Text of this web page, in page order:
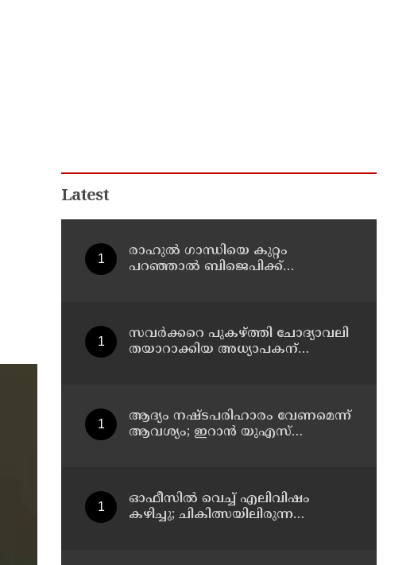
Latest
രാഹുല്‍ ഗാന്ധിയെ കുറ്റം
പറഞ്ഞാല്‍ ബിജെപിക്ക്
സവര്‍ക്കറെ പുകഴ്ത്തി ചോദ്യാവലി
തയാറാക്കിയ അധ്യാപകന്
ആദ്യം നഷ്ടപരിഹാരം വേണമെന്ന്
ആവശ്യം; ഇറാന്‍ യുഎസ്
ഓഫീസില്‍ വെച്ച് എലിവിഷം
കഴിച്ചു; ചികിത്സയിലിരുന്ന